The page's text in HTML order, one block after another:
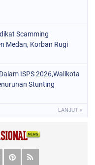
Scamming
Medan, Korban Rugi
ISPS 2026,Walikota
Stunting
LANJUT »